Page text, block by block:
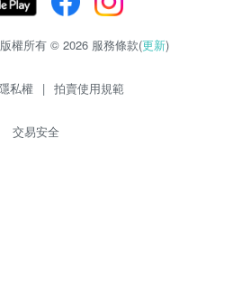
權所有 © 2026 服務條款(更新)
私權 | 拍賣使用規範
交易安全